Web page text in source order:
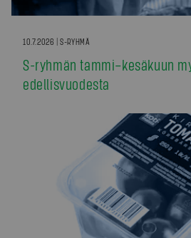
10.7.2026 | S-RYHMÄ
S-ryhmän tammi–kesäkuun
edellisvuodesta